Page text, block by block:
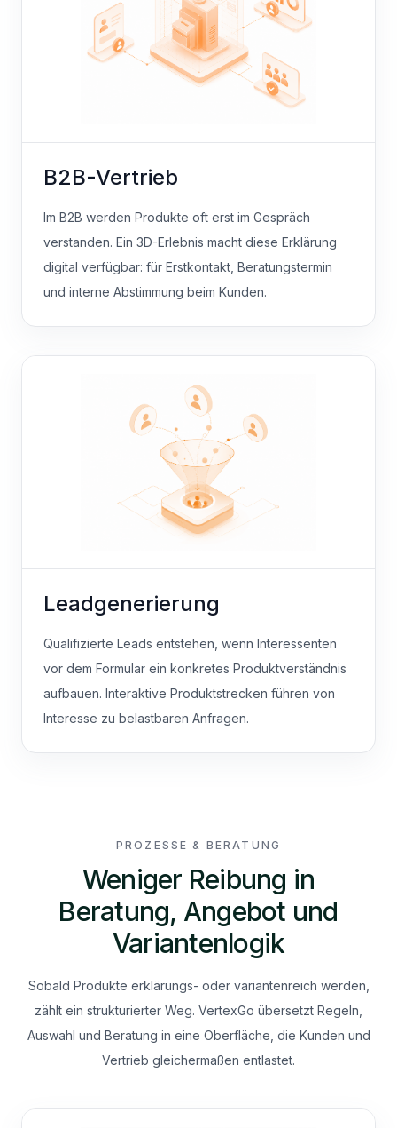
B2B-Vertrieb
Im B2B werden Produkte oft erst im Gespräch
verstanden. Ein 3D-Erlebnis macht diese Erklärung
digital verfügbar: für Erstkontakt, Beratungstermin
und interne Abstimmung beim Kunden.
Leadgenerierung
Qualifizierte Leads entstehen, wenn Interessenten
vor dem Formular ein konkretes Produktverständnis
aufbauen. Interaktive Produktstrecken führen von
Interesse zu belastbaren Anfragen.
PROZESSE & BERATUNG
Weniger Reibung in
Beratung, Angebot und
Variantenlogik
Sobald Produkte erklärungs- oder variantenreich werden,
zählt ein strukturierter Weg. VertexGo übersetzt Regeln,
Auswahl und Beratung in eine Oberfläche, die Kunden und
Vertrieb gleichermaßen entlastet.